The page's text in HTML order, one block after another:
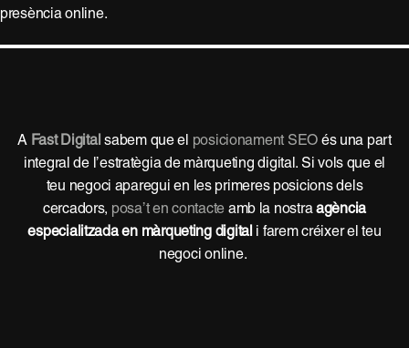
presència online.
A Fast Digital sabem que el posicionament SEO és una part
integral de l’estratègia de màrqueting digital. Si vols que el
teu negoci aparegui en les primeres posicions dels
cercadors, posa’t en contacte amb la nostra agència
especialitzada en màrqueting digital i farem créixer el teu
negoci online.